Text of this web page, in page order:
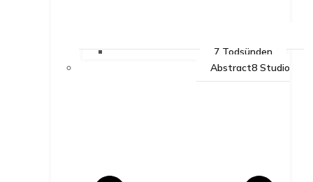
7 Todsünden
Abstract8 Studio